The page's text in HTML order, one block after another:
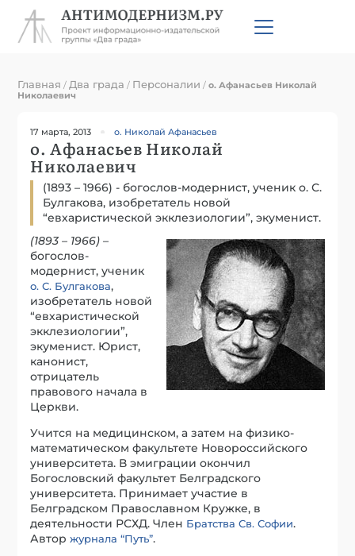
Главная / Два града / Персоналии /о. Афанасьев Николай
Николаевич
17 марта, 2013 о. Николай Афанасьев
о. Афанасьев Николай
Николаевич
(1893 – 1966) - богослов-модернист, ученик о. С.
Булгакова, изобретатель новой
“евхаристической экклезиологии”, экуменист.
(1893 – 1966) –
богослов-
модернист, ученик
о. С. Булгакова,
изобретатель новой
“евхаристической
экклезиологии”,
экуменист. Юрист,
канонист,
отрицатель
правового начала в
Церкви.
Учится на медицинском, а затем на физико-
математическом факультете Новороссийского
университета. В эмиграции окончил
Богословский факультет Белградского
университета. Принимает участие в
Белградском Православном Кружке, в
деятельности РСХД. Член Братства Св. Софии.
Авторжурнала “Путь”.